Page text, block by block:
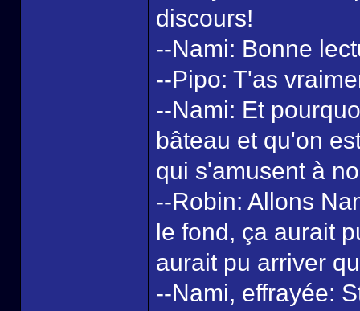
discours!
--Nami: Bonne
--Pipo: T'as
--Nami: Et
bâteau et qu'on
qui s'amusent à
--Robin: Allons
le fond, ça aurait
aurait pu arriver
--Nami, effrayée: